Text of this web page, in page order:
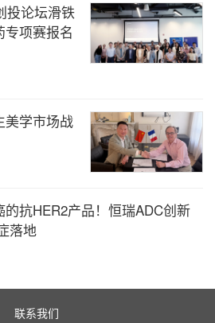
投论坛滑铁
专项赛报名
美学市场战
抗HER2产品！恒瑞ADC创新
落地
联系我们